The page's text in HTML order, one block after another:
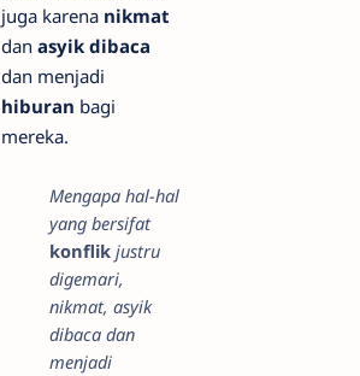
juga karena nikmat
dan asyik dibaca
dan menjadi
hiburan bagi
mereka.
Mengapa hal-hal
yang bersifat
konflik justru
digemari,
nikmat, asyik
dibaca dan
menjadi